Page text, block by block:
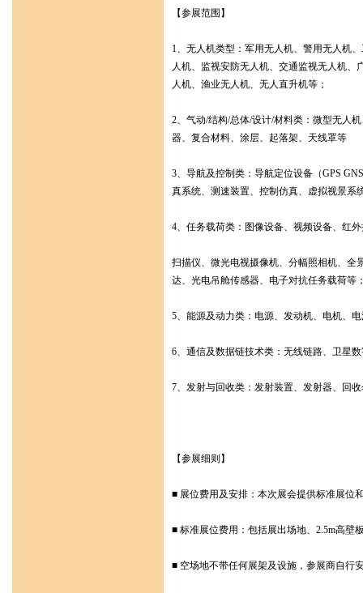
【参展范围】
1、无人机类型：军用无人机、警用无人机
人机、监视安防无人机、交通监视无人机
人机、渔业无人机、无人直升机等；
2、气动/结构/总体/设计/材料类：微型无人
器、复合材料、涂层、起落架、天线罩等
3、导航及控制类：导航定位设备（GPS
真系统、测速装置、控制仿真、虚拟视景系
4、任务载荷类：图像设备、视频设备、红
扫描仪、微光电视摄像机、分幅照相机、全
达、光电吊舱传感器、电子对抗任务载荷等
5、能源及动力类：电源、发动机、电机、
6、通信及数据链技术类：无线链路、卫星
7、发射与回收类：发射装置、发射器、回
【参展细则】
■ 展位费用及安排：本次展会提供标准展位
■ 标准展位费用：包括展出场地、2.5m高壁
■ 空场地不带任何展架及设施，参展商自行